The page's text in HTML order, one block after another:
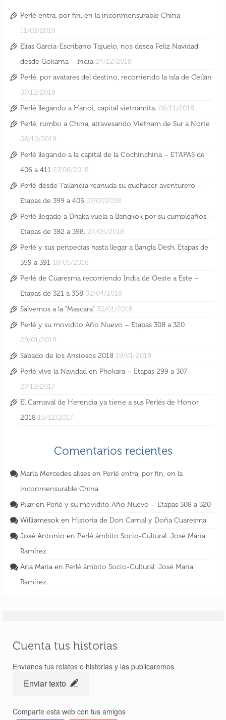
Perlé entra, por fin, en la inconmensurable China
11/03/2019
Elías García-Escribano Tajuelo, nos desea Feliz Navidad
desde Gokarna – India 24/12/2018
Perlé, por avatares del destino, recorriendo la isla de Ceilán
07/12/2018
Perlé llegando a Hanoi, capital vietnamita. 06/11/2018
Perlé, rumbo a China, atravesando Vietnam de Sur a Norte
06/10/2018
Perlé llegando a la capital de la Cochinchina – ETAPAS de
406 a 411 27/08/2018
Perlé desde Tailandia reanuda su quehacer aventurero –
Etapas de 399 a 405 07/07/2018
Perlé llegado a Dhaka vuela a Bangkok por su cumpleaños –
Etapas de 392 a 398. 24/05/2018
Perlé y sus peripecias hasta llegar a Bangla Desh. Etapas de
359 a 391 18/05/2018
Perlé de Cuaresma recorriendo India de Oeste a Este –
Etapas de 321 a 358 02/04/2018
Salvemos a la “Mascara” 30/01/2018
Perlé y su movidito Año Nuevo – Etapas 308 a 320
29/01/2018
Sábado de los Ansiosos 2018 19/01/2018
Perlé vive la Navidad en Phokara – Etapas 299 a 307
27/12/2017
El Carnaval de Herencia ya tiene a sus Perlés de Honor
2018 15/12/2017
Comentarios recientes
María Mercedes alises en Perlé entra, por fin, en la
inconmensurable China
Pilar en Perlé y su movidito Año Nuevo – Etapas 308 a 320
Williamesok en Historia de Don Carnal y Doña Cuaresma
José Antonio en Perlé ámbito Socio-Cultural: José María
Ramírez
Ana Maria en Perlé ámbito Socio-Cultural: José María
Ramírez
Cuenta tus historias
Envíanos tus relatos o historias y las publicaremos
Enviar texto
Comparte esta web con tus amigos